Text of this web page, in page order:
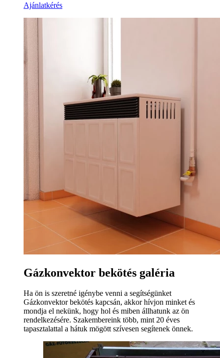
Ajánlatkérés
Gázkonvektor bekötés galéria
Ha ön is szeretné igénybe venni a segítségünket
Gázkonvektor bekötés kapcsán, akkor hívjon minket és
mondja el nekünk, hogy hol és miben állhatunk az ön
rendelkezésére. Szakembereink több, mint 20 éves
tapasztalattal a hátuk mögött szívesen segítenek önnek.